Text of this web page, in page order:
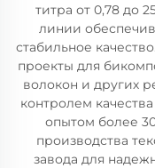
титра от 0,78 до
линии
стабильное
проекты для
волокон и других
контролем
опытом более
производства
завода для